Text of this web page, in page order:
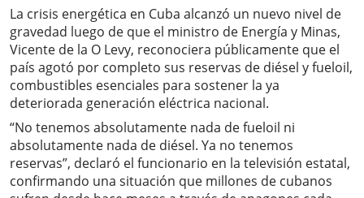
La crisis energética en Cuba alcanzó un nuevo nivel de
gravedad luego de que el ministro de Energía y Minas,
Vicente de la O Levy, reconociera públicamente que el
país agotó por completo sus reservas de diésel y fueloil,
combustibles esenciales para sostener la ya
deteriorada generación eléctrica nacional.
“No tenemos absolutamente nada de fueloil ni
absolutamente nada de diésel. Ya no tenemos
reservas”, declaró el funcionario en la televisión estatal,
confirmando una situación que millones de cubanos